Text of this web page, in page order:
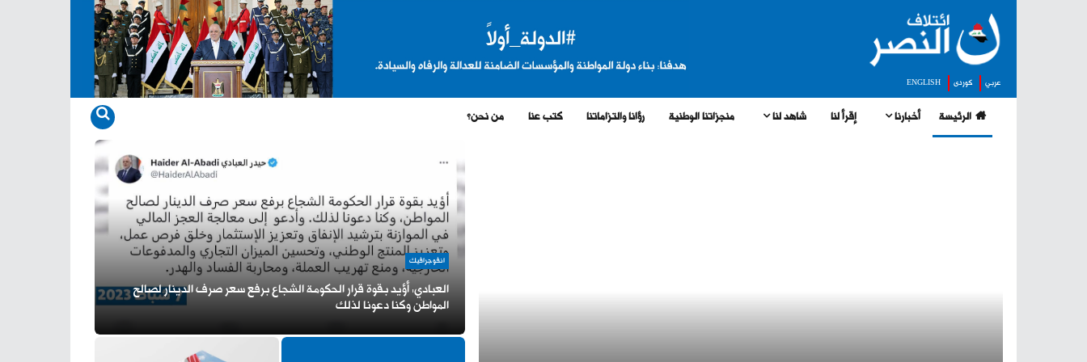
ENGLISH كوردى عربي
الرئيسة أخبارنا إقرأ لنا شاهد لنا منجزاتنا الوطنية رؤانا والتزاماتنا كتب عنا من نحن؟
انفوجرافيك
العبادي: أؤيد بقوة قرار الحكومة الشجاع برفع سعر صرف الدينار لصالح
المواطن وكنا دعونا لذلك